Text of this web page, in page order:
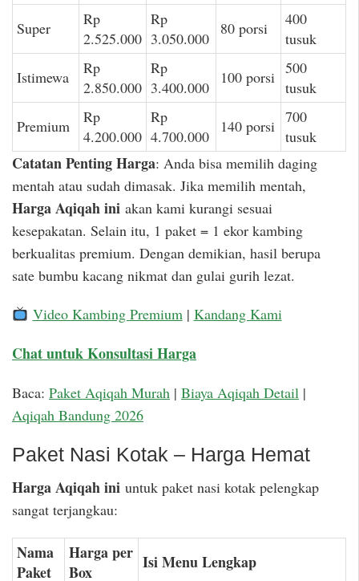
Super
Rp
2.525.000
Rp
3.050.000
80 porsi
400
tusuk
Istimewa
Rp
2.850.000
Rp
3.400.000
100 porsi 500
tusuk
Premium
Rp
4.200.000
Rp
4.700.000
140 porsi 700
tusuk
Catatan Penting Harga: Anda bisa memilih daging
mentah atau sudah dimasak. Jika memilih mentah,
Harga Aqiqah ini akan kami kurangi sesuai
kesepakatan. Selain itu, 1 paket = 1 ekor kambing
berkualitas premium. Dengan demikian, hasil berupa
sate bumbu kacang nikmat dan gulai gurih lezat.
Video Kambing Premium| Kandang Kami
Chat untuk Konsultasi Harga
Baca: Paket Aqiqah Murah | Biaya Aqiqah Detail |
Aqiqah Bandung 2026
Paket Nasi Kotak – Harga Hemat
Harga Aqiqah ini untuk paket nasi kotak pelengkap
sangat terjangkau:
Nama
Paket
Harga per
Box
Isi Menu Lengkap